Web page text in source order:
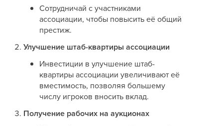
Сотрудничай с участниками
ассоциации, чтобы повысить её общий
престиж.
Улучшение штаб-квартиры ассоциации
Инвестиции в улучшение штаб-
квартиры ассоциации увеличивают её
вместимость, позволяя большему
числу игроков вносить вклад.
Получение рабочих на аукционах